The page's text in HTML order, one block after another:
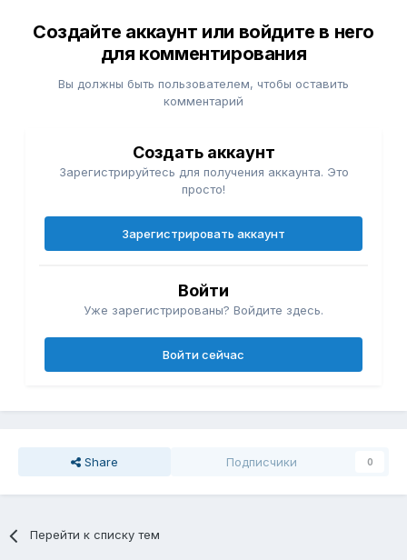
Создайте аккаунт или войдите в него
для комментирования
Вы должны быть пользователем, чтобы оставить
комментарий
Создать аккаунт
Зарегистрируйтесь для получения аккаунта. Это
просто!
Зарегистрировать аккаунт
Войти
Уже зарегистрированы? Войдите здесь.
Войти сейчас
Share Подписчики 0
Перейти к списку тем